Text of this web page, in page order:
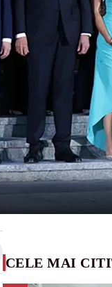
CELE MAI